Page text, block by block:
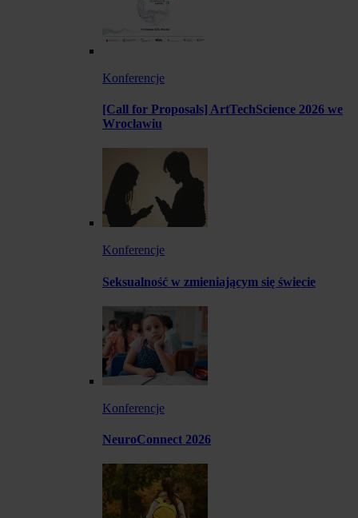
Konferencje
[Call for Proposals] ArtTechScience 2026 we
Wrocławiu
Konferencje
Seksualność w zmieniającym się świecie
Konferencje
NeuroConnect 2026